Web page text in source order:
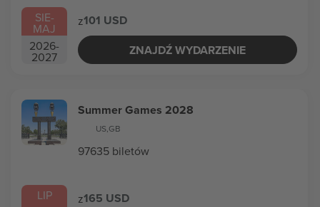
SIE-
MAJ
2026-
2027
z101 USD
ZNAJDŹ WYDARZENIE
LIP
Summer Games 2028
US,GB
97635 biletów
z165 USD